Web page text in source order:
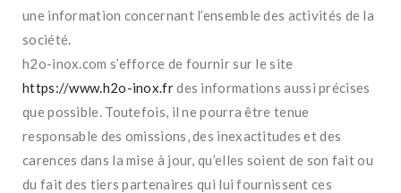
une information concernant l’ensemble des activités de la
société.
h2o-inox.com s’efforce de fournir sur le site
https://www.h2o-inox.frdes informations aussi précises
que possible. Toutefois, il ne pourra être tenue
responsable des omissions, des inexactitudes et des
carences dans la mise à jour, qu’elles soient de son fait ou
du fait des tiers partenaires qui lui fournissent ces